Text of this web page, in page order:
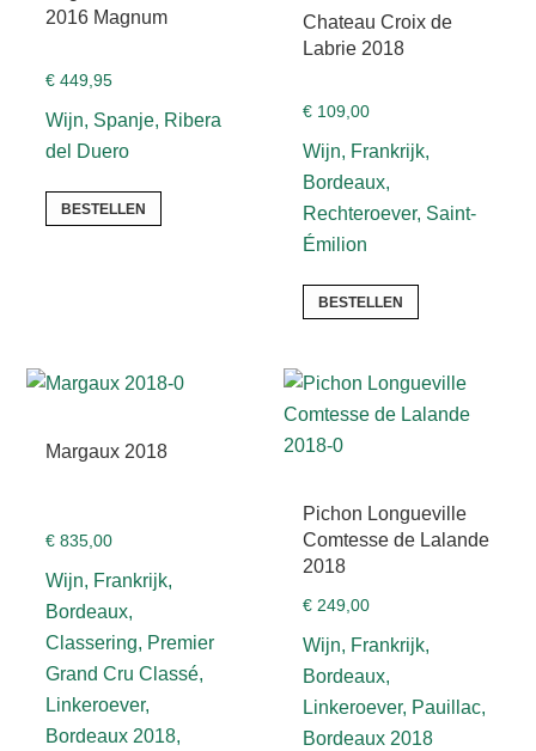
2016 Magnum
€ 449,95
Wijn, Spanje, Ribera
del Duero
BESTELLEN
Chateau Croix de
Labrie 2018
€109,00
Wijn, Frankrijk,
Bordeaux,
Rechteroever, Saint-
Émilion
BESTELLEN
Margaux 2018
€ 835,00
Wijn, Frankrijk,
Bordeaux,
Classering, Premier
Grand Cru Classé,
Linkeroever,
Bordeaux 2018,
Pichon Longueville
Comtesse de Lalande
2018
€249,00
Wijn, Frankrijk,
Bordeaux,
Linkeroever, Pauillac,
Bordeaux 2018